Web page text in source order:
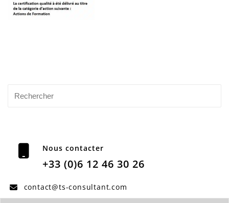
Nous contacter
+33 (0)6 12 46 30 26
contact@ts-consultant.com